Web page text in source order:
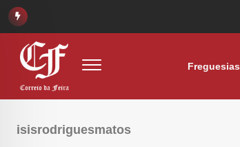
Freguesias
isisrodriguesmatos